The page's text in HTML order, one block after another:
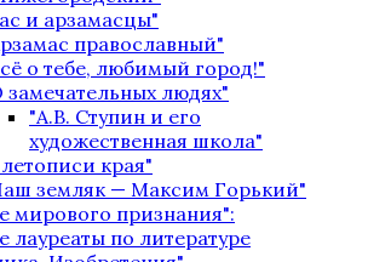
и арзамасцы"
православный"
о тебе, любимый город!"
замечательных людях"
"А.В. Ступин и его
художественная школа"
края"
земляк — Максим Горький"
мирового признания":
лауреаты по литературе